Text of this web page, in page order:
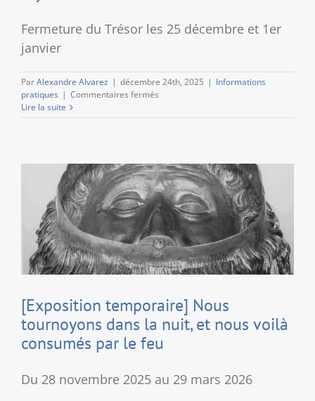
Fermeture du Trésor les 25 décembre et 1er
janvier
ParAlexandre Alvarez | décembre 24th, 2025 | Informations
pratiques | Commentaires fermés
Noël
2026
Lire la suite
[Exposition temporaire] Nous
tournoyons dans la nuit, et nous voilà
consumés par le feu
Du 28 novembre 2025 au 29 mars 2026